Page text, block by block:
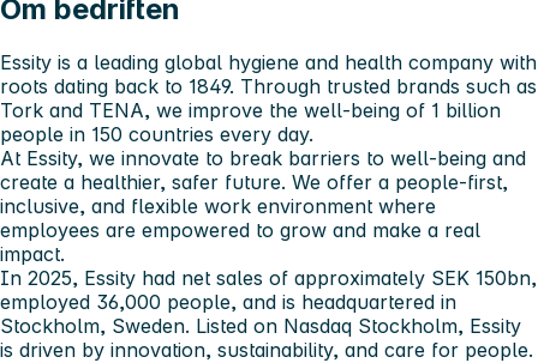
Om bedriften
Essity is a leading global hygiene and health company with
roots dating back to 1849. Through trusted brands such as
Tork and TENA, we improve the well-being of 1 billion
people in 150 countries every day.
At Essity, we innovate to break barriers to well-being and
create a healthier, safer future. We offer a people-first,
inclusive, and flexible work environment where
employees are empowered to grow and make a real
impact.
In 2025, Essity had net sales of approximately SEK 150bn,
employed 36,000 people, and is headquartered in
Stockholm, Sweden. Listed on Nasdaq Stockholm, Essity
is driven by innovation, sustainability, and care for people.